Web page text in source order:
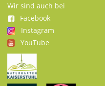
Wir sind auch bei
Facebook
Instagram
YouTube